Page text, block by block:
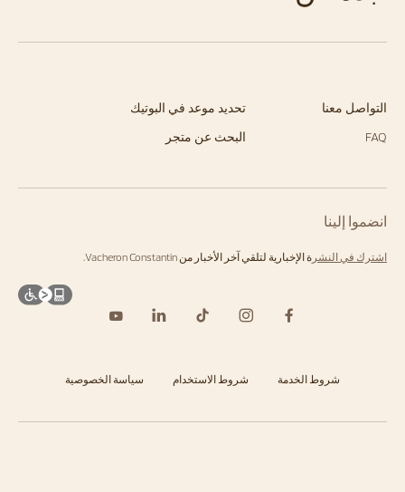
التواصل معنا
تحديد موعد في البوتيك
FAQ
البحث عن متجر
انضموا إلينا
اشترك في النشر ة الإخبارية لتلقي آخر الأخبار من Vacheron Constantin.
شروط الخدمة شروط الاستخدام سياسة الخصوصية